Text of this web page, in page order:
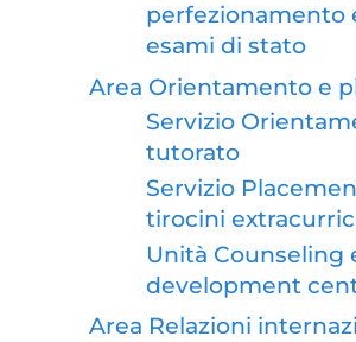
perfezionamento
esami di stato
Area Orientamento e
Servizio
tutorato
Servizio
tirocini
Unità Counseling
development
Area Relazioni